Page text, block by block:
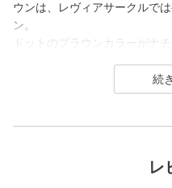
ウンは、レヴィアサークルで
ン。
ドットのブラウンカラーがナ
可愛らしい印象を叶える秘密
コンタクトレンズには、“大人
レ